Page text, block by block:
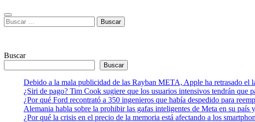
Buscar:
Buscar
Buscar
Debido a la mala publicidad de las Rayban META, Apple ha retrasado el
¿Siri de pago? Tim Cook sugiere que los usuarios intensivos tendrán que
¿Por qué Ford recontrató a 350 ingenieros que había despedido para
Alemania habla sobre la prohibir las gafas inteligentes de Meta en su país
¿Por qué la crisis en el precio de la memoria está afectando a los